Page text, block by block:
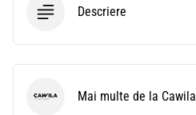
Descriere
Cawila Mai multe de la Cawila